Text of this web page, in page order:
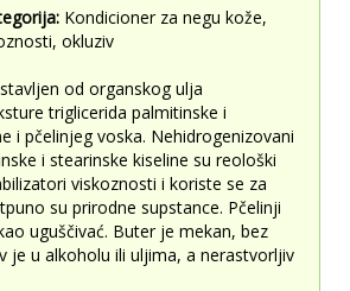
Kondicioner za negu kože,
okluziv
od organskog ulja
triglicerida palmitinske i
i pčelinjeg voska. Nehidrogenizovani
i stearinske kiseline su reološki
viskoznosti i koriste se za
su prirodne supstance. Pčelinji
uguščivać. Buter je mekan, bez
je u alkoholu ili uljima, a nerastvorljiv